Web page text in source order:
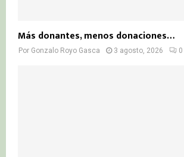
Más donantes, menos donaciones…
Por Gonzalo Royo Gasca 3 agosto, 2026 0